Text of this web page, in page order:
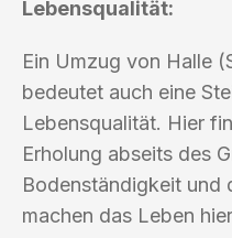
Lebensqualität:
Ein Umzug von Halle
bedeutet auch eine
Lebensqualität. Hier
Erholung abseits des
Bodenständigkeit und
machen das Leben